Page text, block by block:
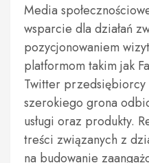
Media
wsparcie dla działań
pozycjonowaniem
platformom takim jak
Twitter
szerokiego grona
usługi oraz produkty.
treści związanych z
na budowanie